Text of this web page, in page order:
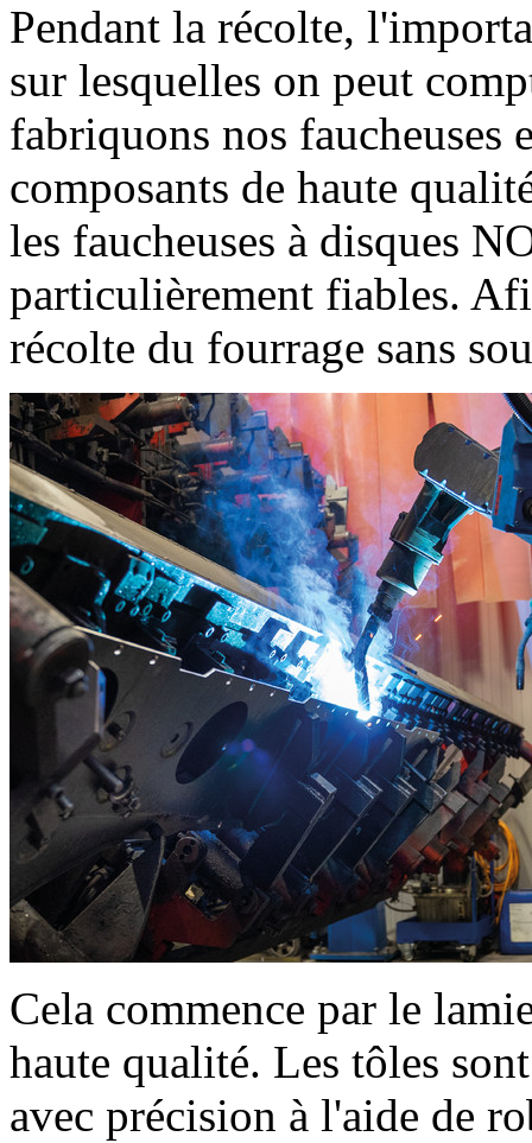
Pendant la récolte,
sur lesquelles on peut
fabriquons nos faucheuses
composants de haute
les faucheuses à disques
particulièrement fiables.
récolte du fourrage sans
Cela commence par le
haute qualité. Les tôles
avec précision à l'aide de